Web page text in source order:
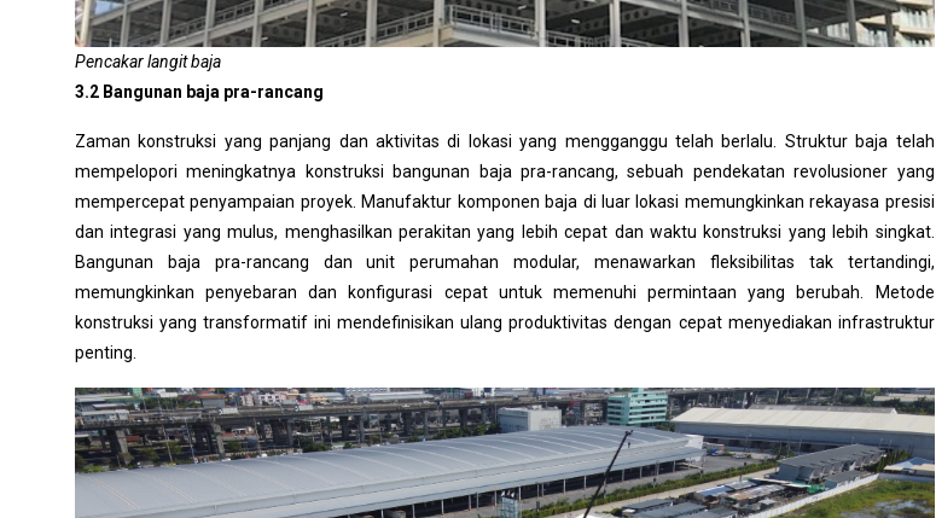
Pencakar langit baja
3.2 Bangunan baja pra-rancang
Zaman konstruksi yang panjang dan aktivitas di lokasi yang mengganggu telah berlalu. Struktur baja telah
mempelopori meningkatnya konstruksi bangunan baja pra-rancang, sebuah pendekatan revolusioner yang
mempercepat penyampaian proyek. Manufaktur komponen baja di luar lokasi memungkinkan rekayasa presisi
dan integrasi yang mulus, menghasilkan perakitan yang lebih cepat dan waktu konstruksi yang lebih singkat.
Bangunan baja pra-rancang dan unit perumahan modular, menawarkan fleksibilitas tak tertandingi,
memungkinkan penyebaran dan konfigurasi cepat untuk memenuhi permintaan yang berubah. Metode
konstruksi yang transformatif ini mendefinisikan ulang produktivitas dengan cepat menyediakan infrastruktur
penting.